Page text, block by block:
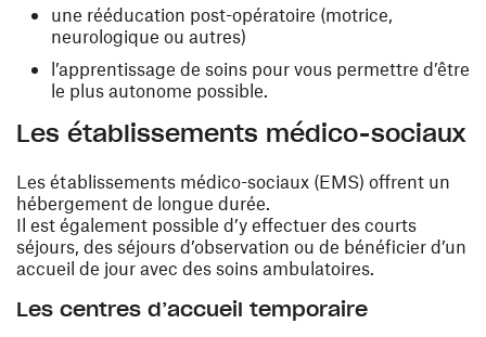
une rééducation post-opératoire (motrice,
neurologique ou autres)
l’apprentissage de soins pour vous permettre d’être
le plus autonome possible.
Les établissements médico-sociaux
Les établissements médico-sociaux (EMS) offrent un
hébergement de longue durée.
Il est également possible d’y effectuer des courts
séjours, des séjours d’observation ou de bénéficier d’un
accueil de jour avec des soins ambulatoires.
Les centres d’accueil temporaire